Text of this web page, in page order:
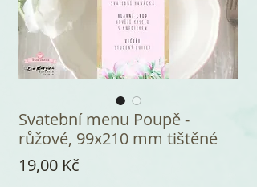
Svatební menu Poupě -
růžové, 99x210 mm tištěné
19,00 Kč